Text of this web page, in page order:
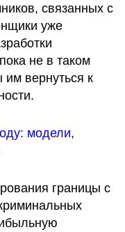
связанных с
уже
не в таком
вернуться к
модели,
границы с